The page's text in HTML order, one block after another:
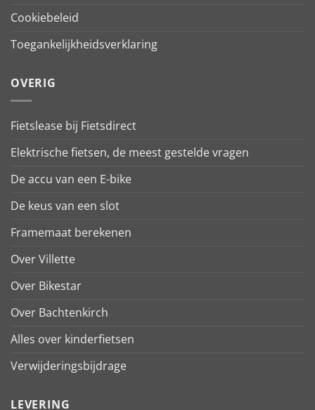
Cookiebeleid
Toegankelijkheidsverklaring
OVERIG
Fietslease bij Fietsdirect
Elektrische fietsen, de meest gestelde vragen
De accu van een E-bike
De keus van een slot
Framemaat berekenen
Over Villette
Over Bikestar
Over Bachtenkirch
Alles over kinderfietsen
Verwijderingsbijdrage
LEVERING